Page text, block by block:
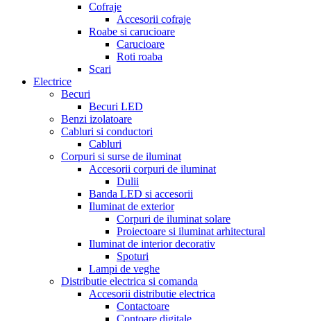
Cofraje
Accesorii cofraje
Roabe si carucioare
Carucioare
Roti roaba
Scari
Electrice
Becuri
Becuri LED
Benzi izolatoare
Cabluri si conductori
Cabluri
Corpuri si surse de iluminat
Accesorii corpuri de iluminat
Dulii
Banda LED si accesorii
Iluminat de exterior
Corpuri de iluminat solare
Proiectoare si iluminat arhitectural
Iluminat de interior decorativ
Spoturi
Lampi de veghe
Distributie electrica si comanda
Accesorii distributie electrica
Contactoare
Contoare digitale